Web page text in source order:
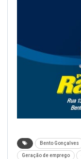
Bento Gonçalves
Geração de emprego